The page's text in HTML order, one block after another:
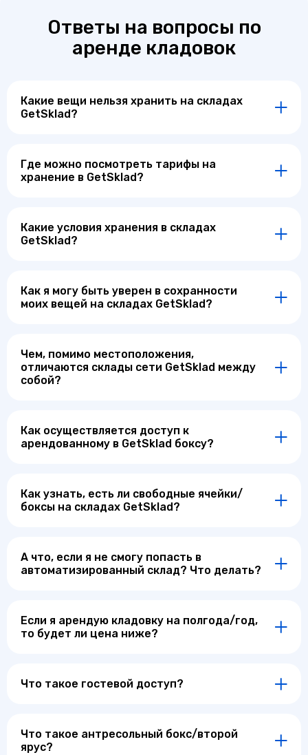
Ответы на вопросы по
аренде кладовок
Какие вещи нельзя хранить на складах
GetSklad?
Где можно посмотреть тарифы на
хранение в GetSklad?
Какие условия хранения в складах
GetSklad?
Как я могу быть уверен в сохранности
моих вещей на складах GetSklad?
Чем, помимо местоположения,
отличаются склады сети GetSklad между
собой?
Как осуществляется доступ к
арендованному в GetSklad боксу?
Как узнать, есть ли свободные ячейки/
боксы на складах GetSklad?
А что, если я не смогу попасть в
автоматизированный склад? Что делать?
Если я арендую кладовку на полгода/год,
то будет ли цена ниже?
Что такое гостевой доступ?
Что такое антресольный бокс/второй
ярус?